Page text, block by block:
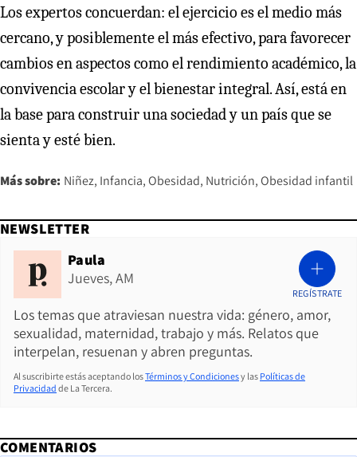
Los expertos concuerdan: el ejercicio es el medio más
cercano, y posiblemente el más efectivo, para favorecer
cambios en aspectos como el rendimiento académico, la
convivencia escolar y el bienestar integral. Así, está en
la base para construir una sociedad y un país que se
sienta y esté bien.
Más sobre: Niñez Infancia Obesidad Nutrición Obesidad infantil
NEWSLETTER
Paula
Jueves, AM
Los temas que atraviesan nuestra vida: género, amor,
sexualidad, maternidad, trabajo y más. Relatos que
interpelan, resuenan y abren preguntas.
REGÍSTRATE
Al suscribirte estás aceptando losTérminos y Condicionesy las Políticas de
Privacidad de La Tercera.
COMENTARIOS